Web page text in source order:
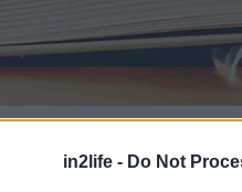
in2life - Do Not